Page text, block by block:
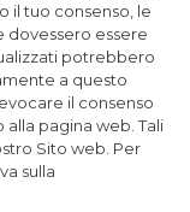
il tuo consenso, le
dovessero essere
potrebbero
a questo
il consenso
pagina web. Tali
Sito web. Per
sulla